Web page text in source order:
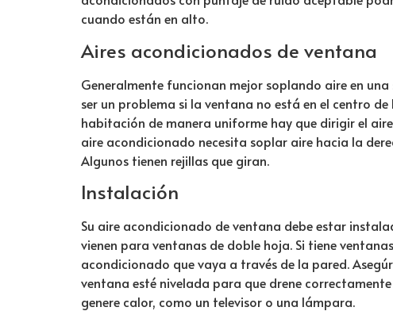
cuando están en alto.
Aires acondicionados de ventana
Generalmente funcionan mejor soplando aire en
ser un problema si la ventana no está en el centro
habitación de manera uniforme hay que dirigir el
aire acondicionado necesita soplar aire hacia la
Algunos tienen rejillas que giran.
Instalación
Su aire acondicionado de ventana debe estar
vienen para ventanas de doble hoja. Si tiene
acondicionado que vaya a través de la pared.
ventana esté nivelada para que drene
genere calor, como un televisor o una lámpara.